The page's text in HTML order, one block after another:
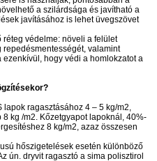
a szilárdsága és javítható a
javításához is lehet üvegszövet
védelme: növeli a felület
valamint
hogy védi a homlokzatot a
lapok ragasztásához 4 – 5 kg/m2,
kg /m2. Kőzetgyapot lapoknál, 40%-
8 kg/m2, azaz összesen
hőszigetelések esetén különböző
ún. dryvit ragasztó a sima polisztirol